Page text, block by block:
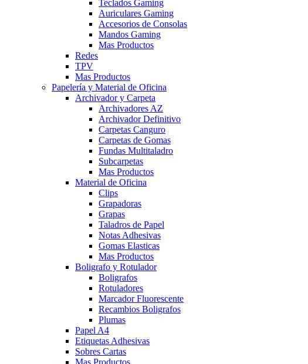
Teclados Gaming
Auriculares Gaming
Accesorios de Consolas
Mandos Gaming
Mas Productos
Redes
TPV
Mas Productos
Papelería y Material de Oficina
Archivador y Carpeta
Archivadores AZ
Archivador Definitivo
Carpetas Canguro
Carpetas de Gomas
Fundas Multitaladro
Subcarpetas
Mas Productos
Material de Oficina
Clips
Grapadoras
Grapas
Taladros de Papel
Notas Adhesivas
Gomas Elasticas
Mas Productos
Boligrafo y Rotulador
Boligrafos
Rotuladores
Marcador Fluorescente
Recambios Boligrafos
Plumas
Papel A4
Etiquetas Adhesivas
Sobres Cartas
Mas Productos